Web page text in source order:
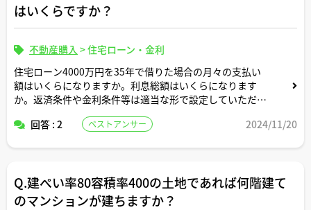
はいくらですか？
不動産購入 >住宅ローン・金利
住宅ローン4000万円を35年で借りた場合の月々の支払い
額はいくらになりますか。利息総額はいくらになります
か。返済条件や金利条件等は適当な形で設定していただい
ミュレーションを記載いただけると助かります。よろしく
回答 : 2 ベストアンサー 2024/11/20
Q.建ぺい率80容積率400の土地であれば何階建て
のマンションが建ちますか？